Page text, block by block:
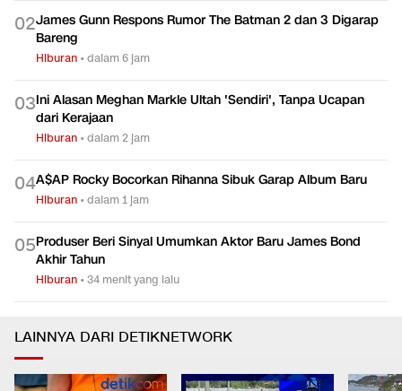
02James Gunn Respons Rumor The Batman 2 dan 3 Digarap
Bareng
Hiburan •dalam 6 jam
03Ini Alasan Meghan Markle Ultah 'Sendiri', Tanpa Ucapan
dari Kerajaan
Hiburan •dalam 2 jam
04A$AP Rocky Bocorkan Rihanna Sibuk Garap Album Baru
Hiburan •dalam 1 jam
05Produser Beri Sinyal Umumkan Aktor Baru James Bond
Akhir Tahun
Hiburan •34 menit yang lalu
LAINNYA DARI DETIKNETWORK